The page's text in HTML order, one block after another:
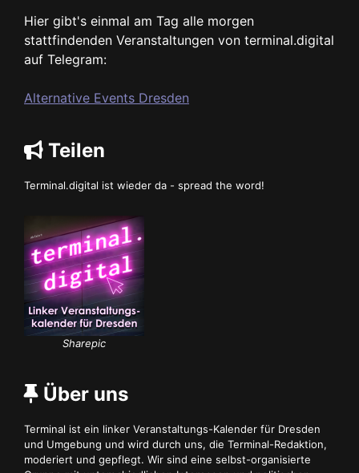
Hier gibt's einmal am Tag alle morgen
stattfindenden Veranstaltungen von terminal.digital
auf Telegram:
Alternative Events Dresden
Teilen
Terminal.digital ist wieder da - spread the word!
Sharepic
Über uns
Terminal ist ein linker Veranstaltungs-Kalender für Dresden
und Umgebung und wird durch uns, die Terminal-Redaktion,
moderiert und gepflegt. Wir sind eine selbst-organisierte